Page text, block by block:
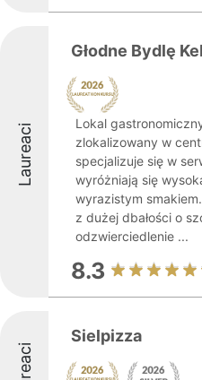
Laureaci
Głodne Bydlę
Lokal
zlokalizowany w
specjalizuje się w
wyróżniają się
wyrazistym
z dużej dbałości o
odzwierciedlenie ...
8.3
Sielpizza